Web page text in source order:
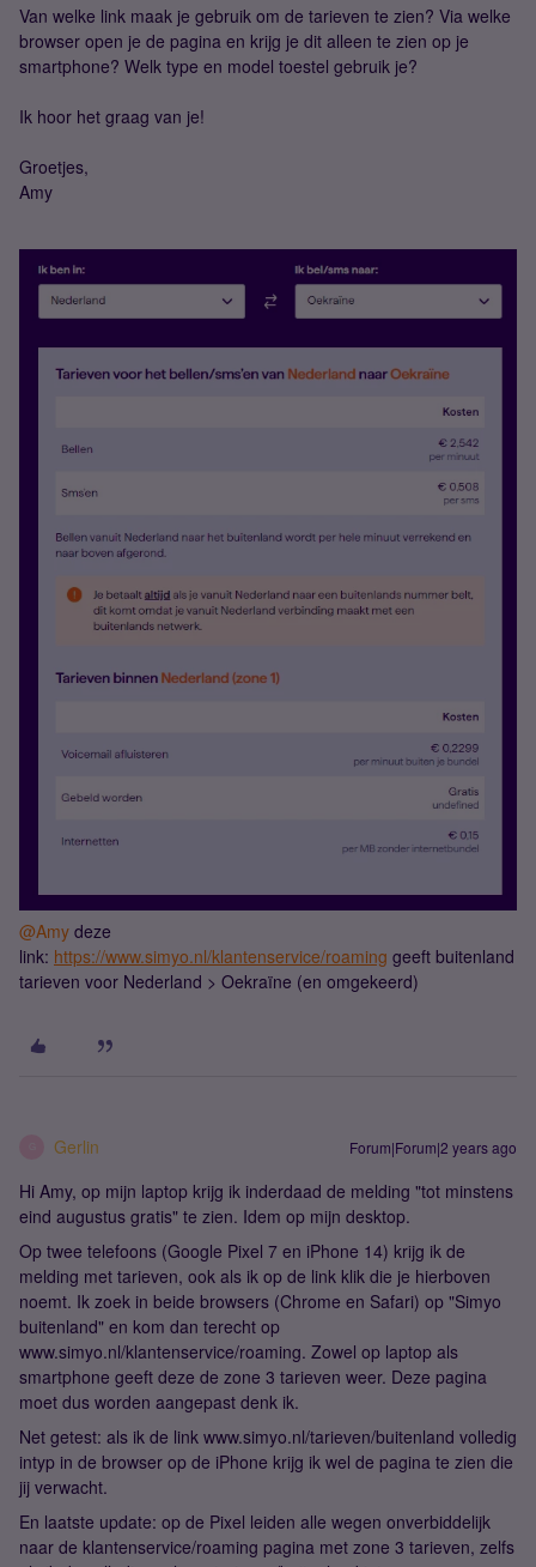
Van welke link maak je gebruik om de tarieven te zien? Via welke
browser open je de pagina en krijg je dit alleen te zien op je
smartphone? Welk type en model toestel gebruik je?
Ik hoor het graag van je!
Groetjes,
Amy
@Amy deze
link: https://www.simyo.nl/klantenservice/roaming geeft buitenland
tarieven voor Nederland > Oekraïne (en omgekeerd)
Gerlin Forum|Forum|2 years ago
Hi Amy, op mijn laptop krijg ik inderdaad de melding "tot minstens
eind augustus gratis" te zien. Idem op mijn desktop.
Op twee telefoons (Google Pixel 7 en iPhone 14) krijg ik de
melding met tarieven, ook als ik op de link klik die je hierboven
noemt. Ik zoek in beide browsers (Chrome en Safari) op "Simyo
buitenland" en kom dan terecht op
www.simyo.nl/klantenservice/roaming. Zowel op laptop als
smartphone geeft deze de zone 3 tarieven weer. Deze pagina
moet dus worden aangepast denk ik.
Net getest: als ik de link www.simyo.nl/tarieven/buitenland volledig
intyp in de browser op de iPhone krijg ik wel de pagina te zien die
jij verwacht.
En laatste update: op de Pixel leiden alle wegen onverbiddelijk
naar de klantenservice/roaming pagina met zone 3 tarieven, zelfs